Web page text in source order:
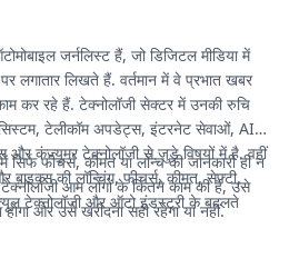
जर्नलिस्ट हैं, जो डिजिटल मीडिया में
लिखते हैं. वर्तमान में वे प्रभात खबर
कर रहे हैं. टेक्नोलॉजी सेक्टर में उनकी रुचि
सिस्टम, टेलीकॉम अपडेट्स, इंटरनेट सेवाओं, AI
और कंज्यूमर टेक्नोलॉजी से जुड़े विषयों में है. वहीं
बाइक्स की लॉन्चिंग, फीचर्स, कीमत, सेफ्टी,
टेक्नोलॉजी और ऑटो इंडस्ट्री के बदलते
फीचर्स, कीमत या लॉन्च की जानकारी ही न
टेक्नोलॉजी आम लोगों के कितने काम की है, उसे
और उसे खरीदना सही रहेगा या नहीं.